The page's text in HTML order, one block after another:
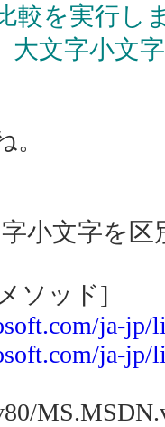
較を実行し
文字小文
。
小文字を
ソッド]
ja-jp/
ja-jp/